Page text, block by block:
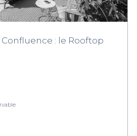
: le Rooftop